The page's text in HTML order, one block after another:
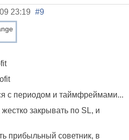
23:19 #9
с периодом и таймфреймами...
жестко закрывать по SL, и
прибыльный советник, в